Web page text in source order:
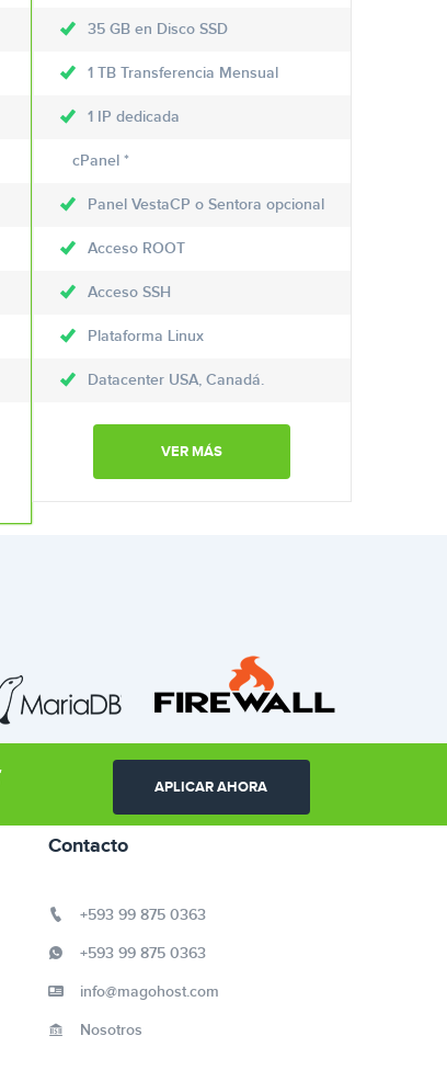
35 GB en Disco SSD
1 TB Transferencia Mensual
1 IP dedicada
cPanel *
Panel VestaCP o Sentora opcional
Acceso ROOT
Acceso SSH
Plataforma Linux
Datacenter USA, Canadá.
VER MÁS
APLICAR AHORA
Contacto
+593 99 875 0363
+593 99 875 0363
info@magohost.com
Nosotros